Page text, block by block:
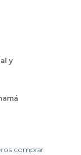
y
comprar